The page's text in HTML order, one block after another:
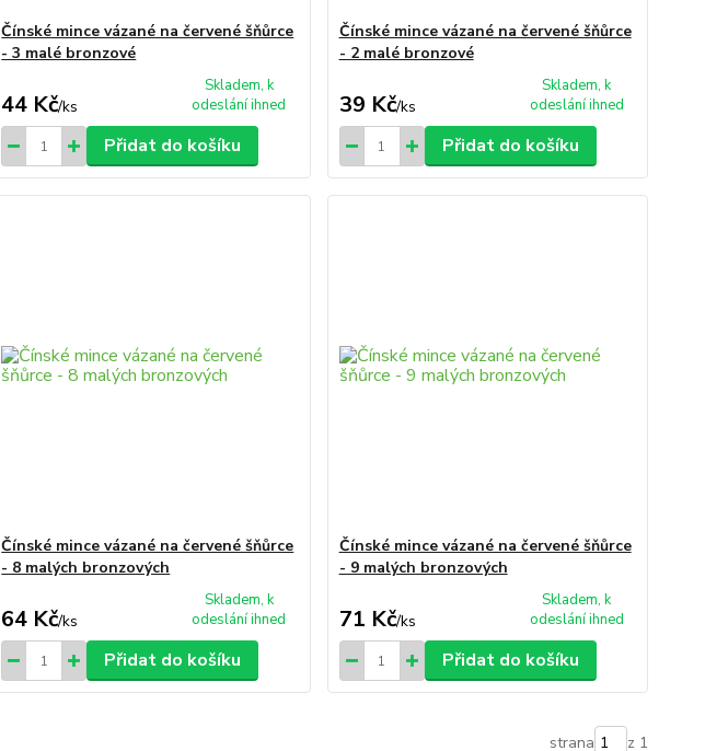
Čínské mince vázané na červené šňůrce
- 3 malé bronzové
44 Kč/ks
Skladem, k
odeslání ihned
Přidat do košíku
Čínské mince vázané na červené šňůrce
- 2 malé bronzové
39 Kč/ks
Skladem, k
odeslání ihned
Přidat do košíku
Čínské mince vázané na červené šňůrce
- 8 malých bronzových
64 Kč/ks
Skladem, k
odeslání ihned
Přidat do košíku
Čínské mince vázané na červené šňůrce
- 9 malých bronzových
71 Kč/ks
Skladem, k
odeslání ihned
Přidat do košíku
strana z 1